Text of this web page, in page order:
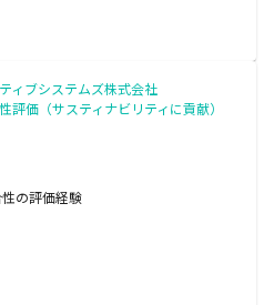
ィブシステムズ株式会社
評価（サスティナビリティに貢献）
の評価経験